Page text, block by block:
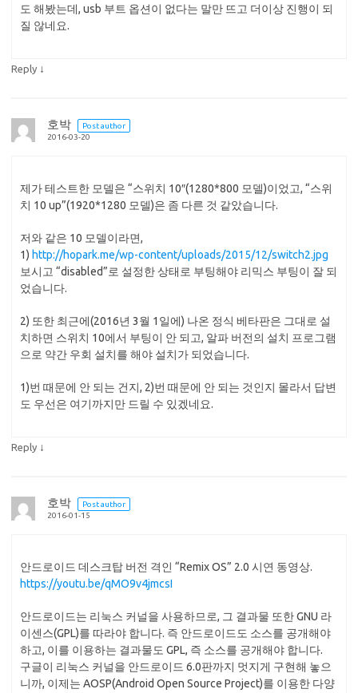
도 해봤는데, usb 부트 옵션이 없다는 말만 뜨고 더이상 진행이 되
질 않네요.
Reply ↓
호박
Post author
2016-03-20
제가 테스트한 모델은 “스위치 10″(1280*800 모델)이었고, “스위
치 10 up”(1920*1280 모델)은 좀 다른 것 같았습니다.
저와 같은 10 모델이라면,
1) http://hopark.me/wp-content/uploads/2015/12/switch2.jpg
보시고 “disabled”로 설정한 상태로 부팅해야 리믹스 부팅이 잘 되
었습니다.
2) 또한 최근에(2016년 3월 1일에) 나온 정식 베타판은 그대로 설
치하면 스위치 10에서 부팅이 안 되고, 알파 버전의 설치 프로그램
으로 약간 우회 설치를 해야 설치가 되었습니다.
1)번 때문에 안 되는 건지, 2)번 때문에 안 되는 것인지 몰라서 답변
도 우선은 여기까지만 드릴 수 있겠네요.
Reply ↓
호박
Post author
2016-01-15
안드로이드 데스크탑 버전 격인 “Remix OS” 2.0 시연 동영상.
https://youtu.be/qMO9v4jmcsI
안드로이드는 리눅스 커널을 사용하므로, 그 결과물 또한 GNU 라
이센스(GPL)를 따라야 합니다. 즉 안드로이드도 소스를 공개해야
하고, 이를 이용하는 결과물도 GPL, 즉 소스를 공개해야 합니다.
구글이 리눅스 커널을 안드로이드 6.0판까지 멋지게 구현해 놓으
니까, 이제는 AOSP(Android Open Source Project)를 이용한 다양